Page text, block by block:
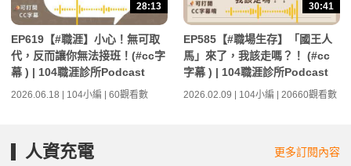
28:13
EP619【#職涯】小心！無可取
代，反而讓你無法接班！(#cc字
幕 ) | 104職涯診所Podcast
2026.06.18 | 104小編 | 60觀看數
30:41
EP585【#職場生存】「國王人
馬」來了，我該走嗎？！ (#cc
字幕 ) | 104職涯診所Podcast
2026.02.09 | 104小編 | 20660觀看數
人資充電 更多訂閱內容